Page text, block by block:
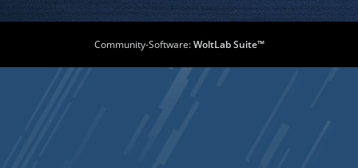
Community-Software:WoltLab Suite™